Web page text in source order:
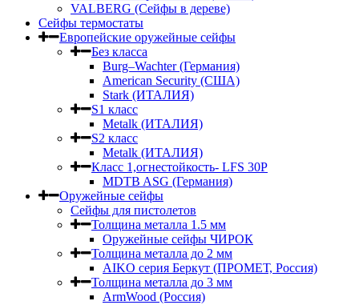
VALBERG (Сейфы в дереве)
Сейфы термостаты
Европейские оружейные сейфы
Без класса
Burg–Wachter (Германия)
American Security (США)
Stark (ИТАЛИЯ)
S1 класс
Metalk (ИТАЛИЯ)
S2 класс
Metalk (ИТАЛИЯ)
Класс 1,огнестойкость- LFS 30P
MDTB ASG (Германия)
Оружейные сейфы
Сейфы для пистолетов
Толщина металла 1.5 мм
Оружейные сейфы ЧИРОК
Толщина металла до 2 мм
AIKO серия Беркут (ПРОМЕТ, Россия)
Толщина металла до 3 мм
ArmWood (Россия)